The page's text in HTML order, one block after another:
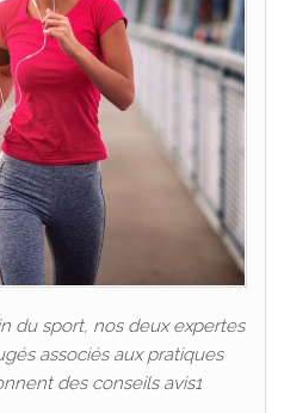
du sport, nos deux expertes
associés aux pratiques
des conseils avis1